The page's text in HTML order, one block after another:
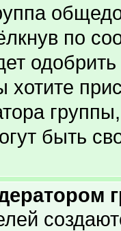
по
хотите
быть